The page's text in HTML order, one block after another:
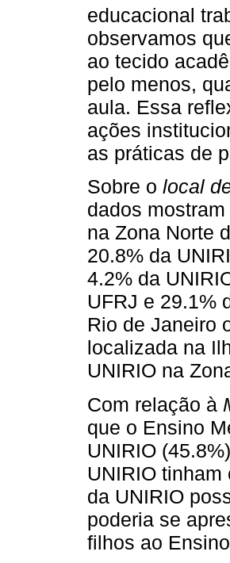
educacional
observamos
ao tecido
pelo menos,
aula. Essa
ações
as práticas de
Sobre o local
dados
na Zona Norte
20.8% da
4.2% da
UFRJ e 29.1%
Rio de Janeiro
localizada na
UNIRIO na
Com relação à
que o Ensino
UNIRIO
UNIRIO
da UNIRIO
poderia se
filhos ao